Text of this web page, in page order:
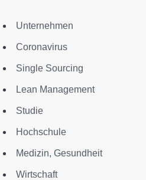
Unternehmen
Coronavirus
Single Sourcing
Lean Management
Studie
Hochschule
Medizin, Gesundheit
Wirtschaft